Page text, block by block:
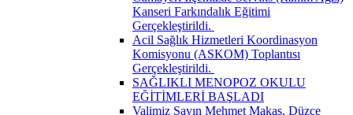
Kanseri Farkındalık Eğitimi
Gerçekleştirildi. ​
Acil Sağlık Hizmetleri Koordinasyon
Komisyonu (ASKOM) Toplantısı
Gerçekleştirildi. ​
SAĞLIKLI MENOPOZ OKULU
EĞİTİMLERİ BAŞLADI
Valimiz Sayın Mehmet Makas, Düzce